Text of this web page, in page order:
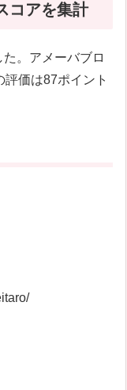
コアを集計
。アメーバブロ
価は87ポイント